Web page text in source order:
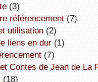
(3)
référencement(7)
utilisation(2)
liens en dur(1)
(7)
et Contes de Jean de La
(18)